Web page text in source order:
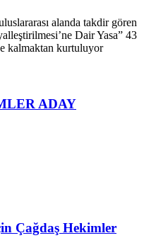
alanda takdir gören
Dair Yasa” 43
kalmaktan kurtuluyor
ADAY
Çağdaş Hekimler